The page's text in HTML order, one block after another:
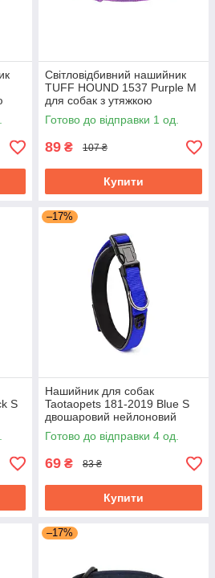
Світловідбивний нашийник
TUFF HOUND 1537 Purple M
для собак з утяжкою
Готово до відправки 1 од.
89 ₴ 107 ₴
Купити
S
–17%
Нашийник для собак
Taotaopets 181-2019 Blue S
двошаровий нейлоновий
Готово до відправки 4 од.
69 ₴ 83 ₴
Купити
–17%